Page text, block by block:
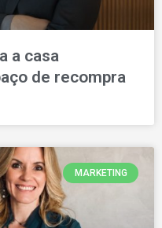
a casa
de recompra
MARKETING